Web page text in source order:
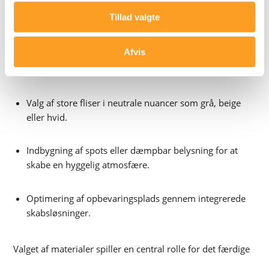
Tillad valgte
Afvis
Installation af væghængte toiletter, som gør
rengøringen lettere og skaber mere luft i rummet.
Valg af store fliser i neutrale nuancer som grå, beige
eller hvid.
Indbygning af spots eller dæmpbar belysning for at
skabe en hyggelig atmosfære.
Optimering af opbevaringsplads gennem integrerede
skabsløsninger.
Valget af materialer spiller en central rolle for det færdige